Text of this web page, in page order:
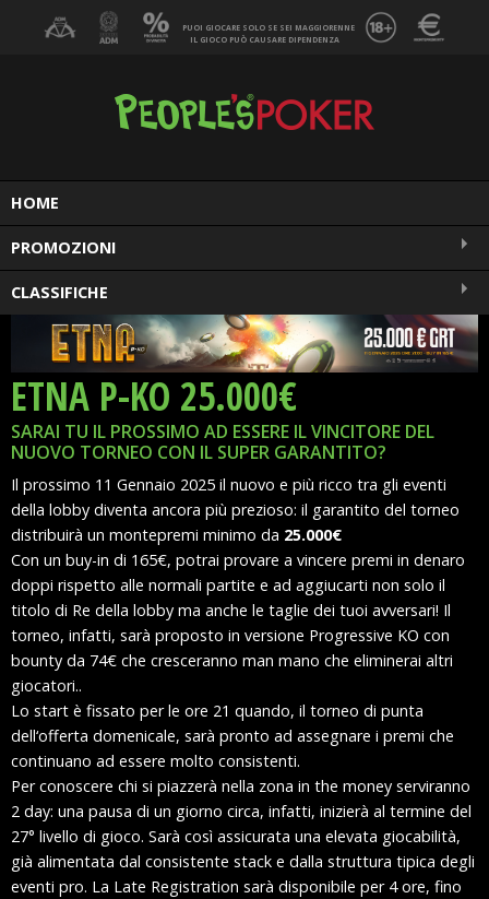
PUOI GIOCARE SOLO SE SEI MAGGIORENNE
IL GIOCO PUÒ CAUSARE DIPENDENZA
MENU
HOME
PROMOZIONI
CLASSIFICHE
ETNA P-KO 25.000€
SARAI TU IL PROSSIMO AD ESSERE IL VINCITORE DEL
NUOVO TORNEO CON IL SUPER GARANTITO?
Il prossimo 11 Gennaio 2025 il nuovo e più ricco tra gli eventi
della lobby diventa ancora più prezioso: il garantito del torneo
distribuirà un montepremi minimo da 25.000€
Con un buy-in di 165€, potrai provare a vincere premi in denaro
doppi rispetto alle normali partite e ad aggiucarti non solo il
titolo di Re della lobby ma anche le taglie dei tuoi avversari! Il
torneo, infatti, sarà proposto in versione Progressive KO con
bounty da 74€ che cresceranno man mano che eliminerai altri
giocatori..
Lo start è fissato per le ore 21 quando, il torneo di punta
dell‘offerta domenicale, sarà pronto ad assegnare i premi che
continuano ad essere molto consistenti.
Per conoscere chi si piazzerà nella zona in the money serviranno
2 day: una pausa di un giorno circa, infatti, inizierà al termine del
27° livello di gioco. Sarà così assicurata una elevata giocabilità,
già alimentata dal consistente stack e dalla struttura tipica degli
eventi pro. La Late Registration sarà disponibile per 4 ore, fino